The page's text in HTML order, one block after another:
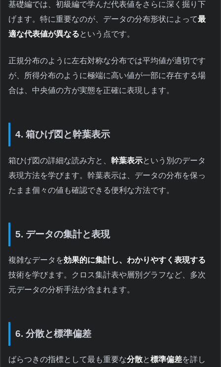
基礎編では、初級編で学んだ代表値をさらに深く掘り下
げます。特に重要なのが、データの分布形状によって最
適な代表値が異なるという点です。
正規分布のように左右対称な分布では平均値が適切です
が、所得分布のように極端に高い値が一部に存在する場
合は、中央値の方が実態を正確に表現します。
4. 箱ひげ図と幹葉表示
箱ひげ図の詳細な読み方と、 幹葉表示という別のデータ
表現方法を学びます。幹葉表示は、データの分布を保っ
たまま個々の値も確認できる便利な方法です。
5. データの集計と表現
複雑なデータを効果的に集計し、わかりやすく表現する
技術を学びます。クロス集計表や層別グラフなど、多次
元データの分析手法が含まれます。
6. 分散と標準偏差
ばらつきの指標として最も重要な分散と標準偏差を詳し